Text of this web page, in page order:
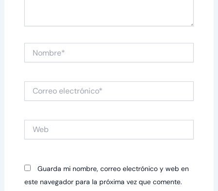
Correo
electrónico*
Guarda mi nombre, correo electrónico y web en
este navegador para la próxima vez que comente.